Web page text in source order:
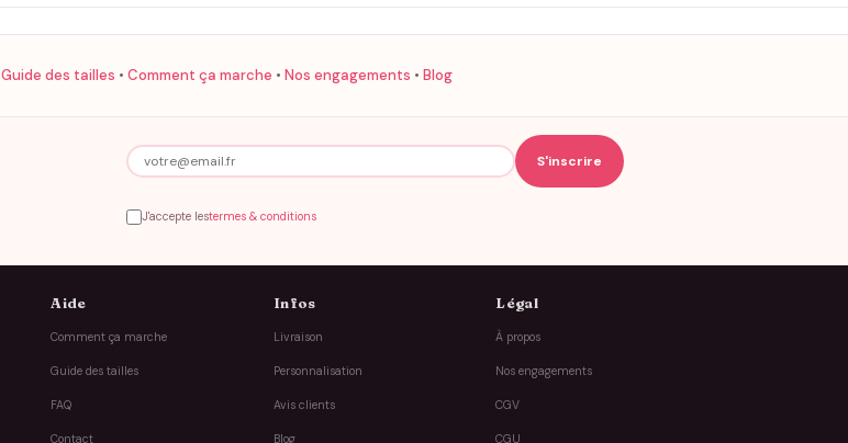
Guide des tailles • Comment ça marche • Nos engagements • Blog
J'accepte lestermes & conditions
Aide
Comment ça marche
Guide des tailles
FAQ
Contact
Infos
Livraison
Personnalisation
Avis clients
Blog
Légal
À propos
Nos engagements
CGV
CGU